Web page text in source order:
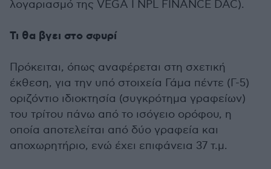
λογαριασμό της VEGA I NPL FINANCE DAC).
Τι θα βγει στο σφυρί
Πρόκειται, όπως αναφέρεται στη σχετική
έκθεση, για την υπό στοιχεία Γάμα πέντε (Γ-5)
οριζόντιο ιδιοκτησία (συγκρότημα γραφείων)
του τρίτου πάνω από το ισόγειο ορόφου, η
οποία αποτελείται από δύο γραφεία και
αποχωρητήριο, ενώ έχει επιφάνεια 37 τ.μ.